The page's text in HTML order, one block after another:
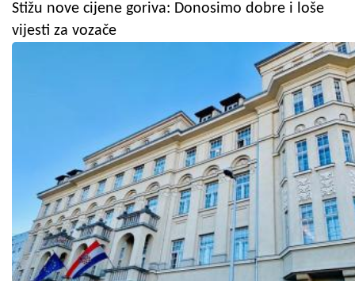
Stižu nove cijene goriva: Donosimo dobre i loše
vijesti za vozače